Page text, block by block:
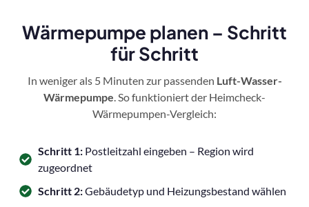
Wärmepumpe planen – Schritt
für Schritt
In weniger als 5 Minuten zur passenden Luft-Wasser-
Wärmepumpe. So funktioniert der Heimcheck-
Wärmepumpen-Vergleich:
Schritt 1: Postleitzahl eingeben – Region wird
zugeordnet
Schritt 2:Gebäudetyp und Heizungsbestand wählen